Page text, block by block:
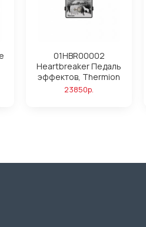
01HBR00002
Heartbreaker Педаль
эффектов, Thermion
23850р.